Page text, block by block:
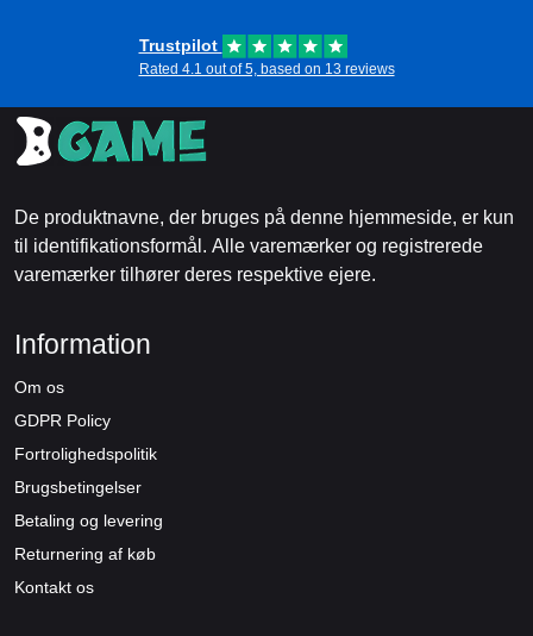
Trustpilot
Rated 4.1 out of 5, based on 13 reviews
De produktnavne, der bruges på denne hjemmeside, er kun
til identifikationsformål. Alle varemærker og registrerede
varemærker tilhører deres respektive ejere.
Information
Om os
GDPR Policy
Fortrolighedspolitik
Brugsbetingelser
Betaling og levering
Returnering af køb
Kontakt os